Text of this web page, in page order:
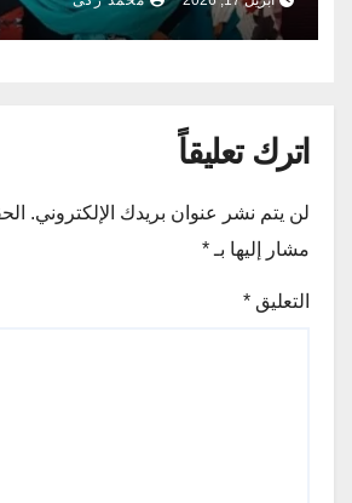
اترك تعليقاً
لن يتم نشر عنوان بريدك الإلكتروني.
مشار إليها بـ *
التعليق *